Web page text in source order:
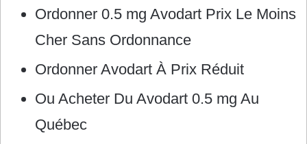
Ordonner 0.5 mg Avodart Prix Le Moins
Cher Sans Ordonnance
Ordonner Avodart À Prix Réduit
Ou Acheter Du Avodart 0.5 mg Au
Québec